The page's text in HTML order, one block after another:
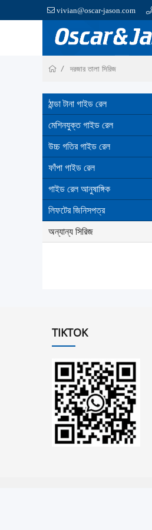
vivian@oscar-jason.com
দরজার তালা সিরিজ
ঠান্ডা টানা গাইড রেল
মেশিনযুক্ত গাইড রেল
উচ্চ গতির গাইড রেল
ফাঁপা গাইড রেল
গাইড রেল আনুষাঙ্গিক
লিফটের জিনিসপত্র
অন্যান্য সিরিজ
TIKTOK